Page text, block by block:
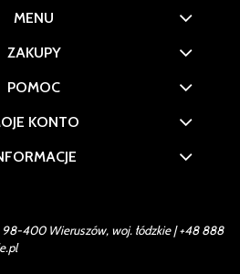
MENU
ZAKUPY
POMOC
KONTO
98-400 Wieruszów, woj. łódzkie |+48 888